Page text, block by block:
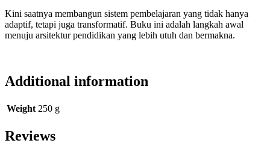
Kini saatnya membangun sistem pembelajaran yang tidak hanya
adaptif, tetapi juga transformatif. Buku ini adalah langkah awal
menuju arsitektur pendidikan yang lebih utuh dan bermakna.
Additional information
Weight 250 g
Reviews